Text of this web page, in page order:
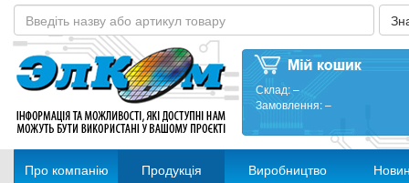
Склад:–
Замовлення:–
Про компанію Продукція Виробництво